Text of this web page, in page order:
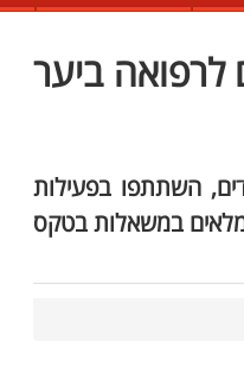
לרפואה ביער
ילדים עם צרכים מיוחדים, השתתפו בפעילות
מלאים במשאלות בטקס